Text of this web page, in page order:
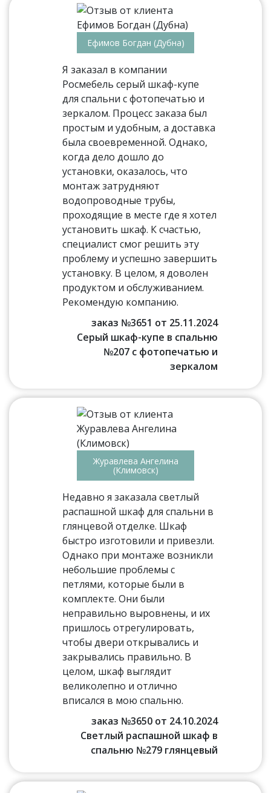
Ефимов Богдан (Дубна)
Я заказал в компании
Росмебель серый шкаф-купе
для спальни с фотопечатью и
зеркалом. Процесс заказа был
простым и удобным, а доставка
была своевременной. Однако,
когда дело дошло до
установки, оказалось, что
монтаж затрудняют
водопроводные трубы,
проходящие в месте где я хотел
установить шкаф. К счастью,
специалист смог решить эту
проблему и успешно завершить
установку. В целом, я доволен
продуктом и обслуживанием.
Рекомендую компанию.
заказ №3651 от 25.11.2024
Серый шкаф-купе в спальню
№207 с фотопечатью и
зеркалом
Журавлева Ангелина
(Климовск)
Недавно я заказала светлый
распашной шкаф для спальни в
глянцевой отделке. Шкаф
быстро изготовили и привезли.
Однако при монтаже возникли
небольшие проблемы с
петлями, которые были в
комплекте. Они были
неправильно выровнены, и их
пришлось отрегулировать,
чтобы двери открывались и
закрывались правильно. В
целом, шкаф выглядит
великолепно и отлично
вписался в мою спальню.
заказ №3650 от 24.10.2024
Светлый распашной шкаф в
спальню №279 глянцевый